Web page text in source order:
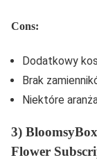
Cons:
Dodatkowy
Brak
Niektóre
3)
Flower